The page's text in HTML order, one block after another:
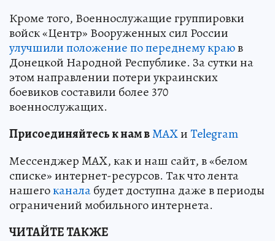
Кроме того, Военнослужащие группировки
войск «Центр» Вооруженных сил России
улучшили положение по переднему краюв
Донецкой Народной Республике. За сутки на
этом направлении потери украинских
боевиков составили более 370
военнослужащих.
Присоединяйтесь к нам вMAXиTelegram
Мессенджер MAX, как и наш сайт, в «белом
списке» интернет-ресурсов. Так что лента
нашегоканалабудет доступна даже в периоды
ограничений мобильного интернета.
ЧИТАЙТЕ ТАКЖЕ